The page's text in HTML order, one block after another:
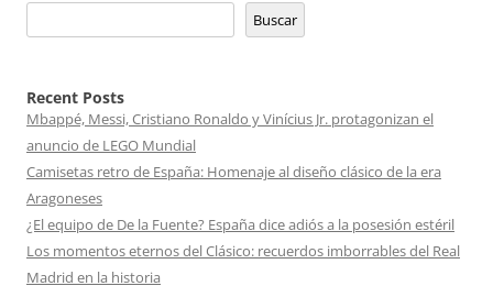
Buscar
Recent Posts
Mbappé, Messi, Cristiano Ronaldo y Vinícius Jr. protagonizan el
anuncio de LEGO Mundial
Camisetas retro de España: Homenaje al diseño clásico de la era
Aragoneses
¿El equipo de De la Fuente? España dice adiós a la posesión estéril
Los momentos eternos del Clásico: recuerdos imborrables del Real
Madrid en la historia